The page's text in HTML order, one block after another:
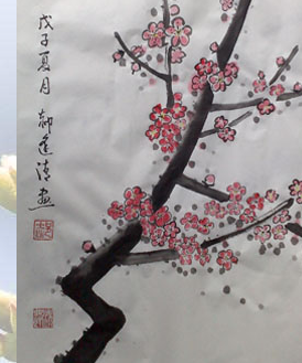
养生保健
MTV歌曲
其他
关于拐翁
归档
链接
留言